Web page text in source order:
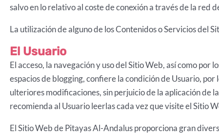
salvo en lo relativo al coste de conexión a través de la
La utilización de alguno de los Contenidos o Servicios del
El Usuario
El acceso, la navegación y uso del Sitio Web, así como
espacios de blogging, confiere la condición de Usuario,
ulteriores modificaciones, sin perjuicio de la aplicación de
recomienda al Usuario leerlas cada vez que visite el Sitio
El Sitio Web de Pitayas Al-Andalus proporciona gran